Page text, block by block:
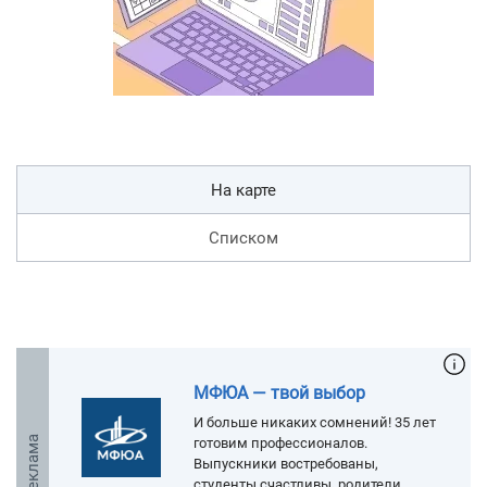
На карте
Списком
Реклама
МФЮА — твой выбор
И больше никаких сомнений! 35 лет
готовим профессионалов.
Выпускники востребованы,